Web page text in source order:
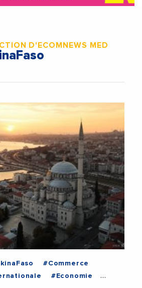
D'ECOMNEWS MED
#Commerce
#Economie